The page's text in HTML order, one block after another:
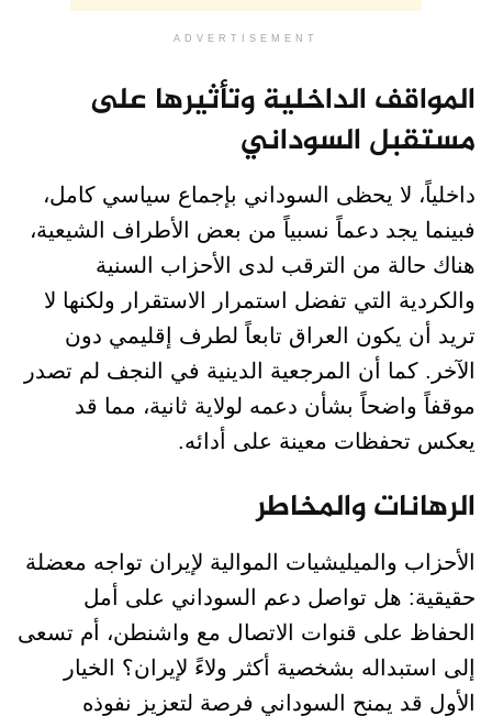
ADVERTISEMENT
المواقف الداخلية وتأثيرها على
مستقبل السوداني
داخلياً، لا يحظى السوداني بإجماع سياسي كامل،
فبينما يجد دعماً نسبياً من بعض الأطراف الشيعية،
هناك حالة من الترقب لدى الأحزاب السنية
والكردية التي تفضل استمرار الاستقرار ولكنها لا
تريد أن يكون العراق تابعاً لطرف إقليمي دون
الآخر. كما أن المرجعية الدينية في النجف لم تصدر
موقفاً واضحاً بشأن دعمه لولاية ثانية، مما قد
يعكس تحفظات معينة على أدائه.
الرهانات والمخاطر
الأحزاب والميليشيات الموالية لإيران تواجه معضلة
حقيقية: هل تواصل دعم السوداني على أمل
الحفاظ على قنوات الاتصال مع واشنطن، أم تسعى
إلى استبداله بشخصية أكثر ولاءً لإيران؟ الخيار
الأول قد يمنح السوداني فرصة لتعزيز نفوذه